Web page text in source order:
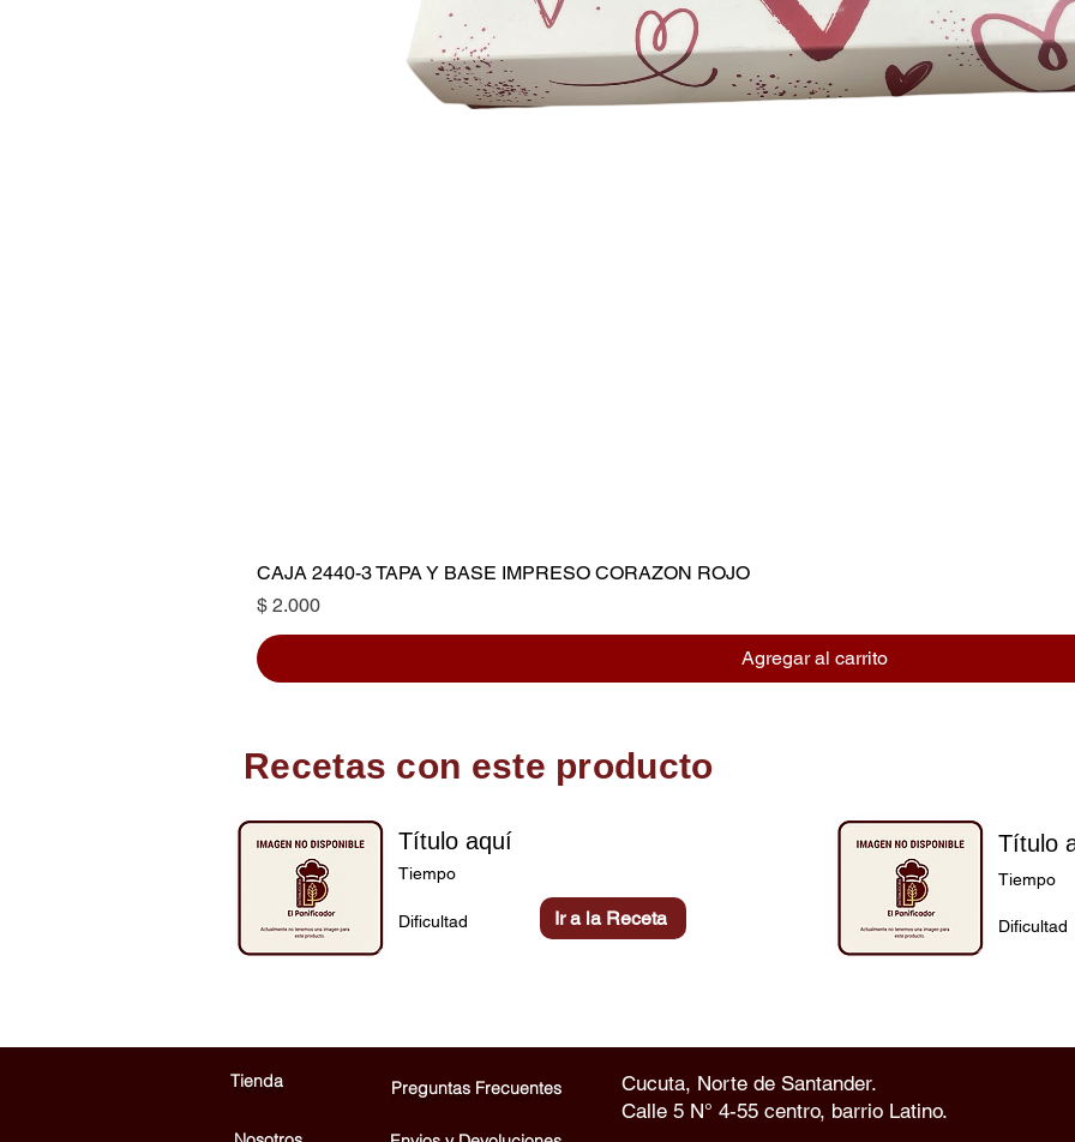
CAJA 2440-3 TAPA Y BASE IMPRESO CORAZON ROJO
Precio
$ 2.000
Agregar al carrito
Recetas con este producto
Título aquí
Tiempo
Ir a la Receta
Dificultad
Título
Tiempo
Dificultad
Tienda Preguntas Frecuentes
Cucuta, Norte de Santander.
Calle 5 N° 4-55 centro, barrio Latino.